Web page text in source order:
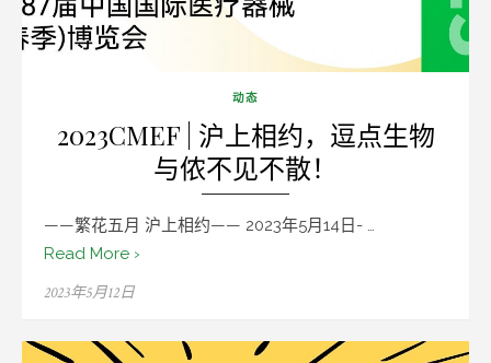
动态
2023CMEF | 沪上相约，逗点生物
与侬不见不散！
——繁花五月 沪上相约—— 2023年5月14日- …
Read More ›
Posted
2023年5月12日